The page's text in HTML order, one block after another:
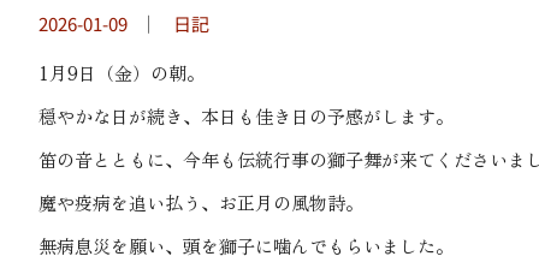
2026-01-09 ｜
日記
1月9日（金）の朝。
穏やかな日が続き、本日も佳き日の予感がします。
笛の音とともに、今年も伝統行事の獅子舞が来てくださいま
魔や疫病を追い払う、お正月の風物詩。
無病息災を願い、頭を獅子に噛んでもらいました。